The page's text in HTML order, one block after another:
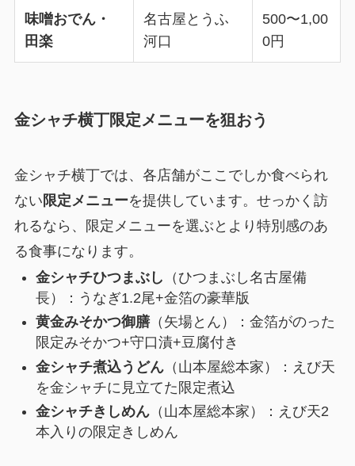
味噌おでん・
田楽
名古屋とうふ
河口
500〜1,00
0円
金シャチ横丁限定メニューを狙おう
金シャチ横丁では、各店舗がここでしか食べられ
ない 限定メニューを提供しています。せっかく訪
れるなら、限定メニューを選ぶとより特別感のあ
る食事になります。
金シャチひつまぶし （ひつまぶし名古屋備
長）：うなぎ1.2尾+金箔の豪華版
黄金みそかつ御膳（矢場とん）：金箔がのった
限定みそかつ+守口漬+豆腐付き
金シャチ煮込うどん（山本屋総本家）：えび天
を金シャチに見立てた限定煮込
金シャチきしめん（山本屋総本家）：えび天2
本入りの限定きしめん